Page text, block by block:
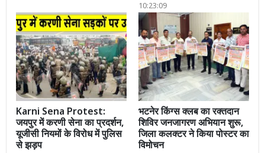
10:23:09
Karni Sena Protest:
जयपुर में करणी सेना का प्रदर्शन,
यूजीसी नियमों के विरोध में पुलिस
से झड़प
भटनेर किंग्स क्लब का रक्तदान
शिविर जनजागरण अभियान शुरू,
जिला कलक्टर ने किया पोस्टर का
विमोचन